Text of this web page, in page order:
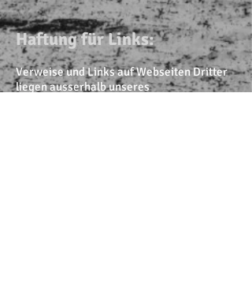
Haftung für Links:
Verweise und Links auf Webseiten Dritter
liegen ausserhalb unseres